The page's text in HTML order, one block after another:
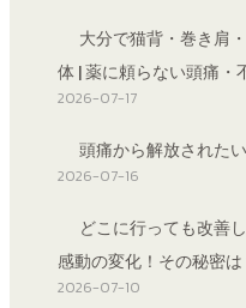
大分で猫背・巻き肩
体 | 薬に頼らない頭痛・
2026-07-17
頭痛から解放された
2026-07-16
どこに行っても改善
感動の変化！その秘密は
2026-07-10